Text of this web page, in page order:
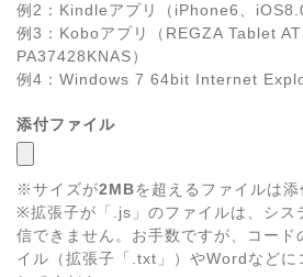
例2：Kindleアプリ（iPhone6、
例3：Koboアプリ（REGZA Tablet
PA37428KNAS）
例4：Windows 7 64bit Internet
添付ファイル
※サイズが2MBを超えるファイルは添
※拡張子が「.js」のファイルは、シス
信できません。お手数ですが、コード
イル（拡張子「.txt」）やWordなどに